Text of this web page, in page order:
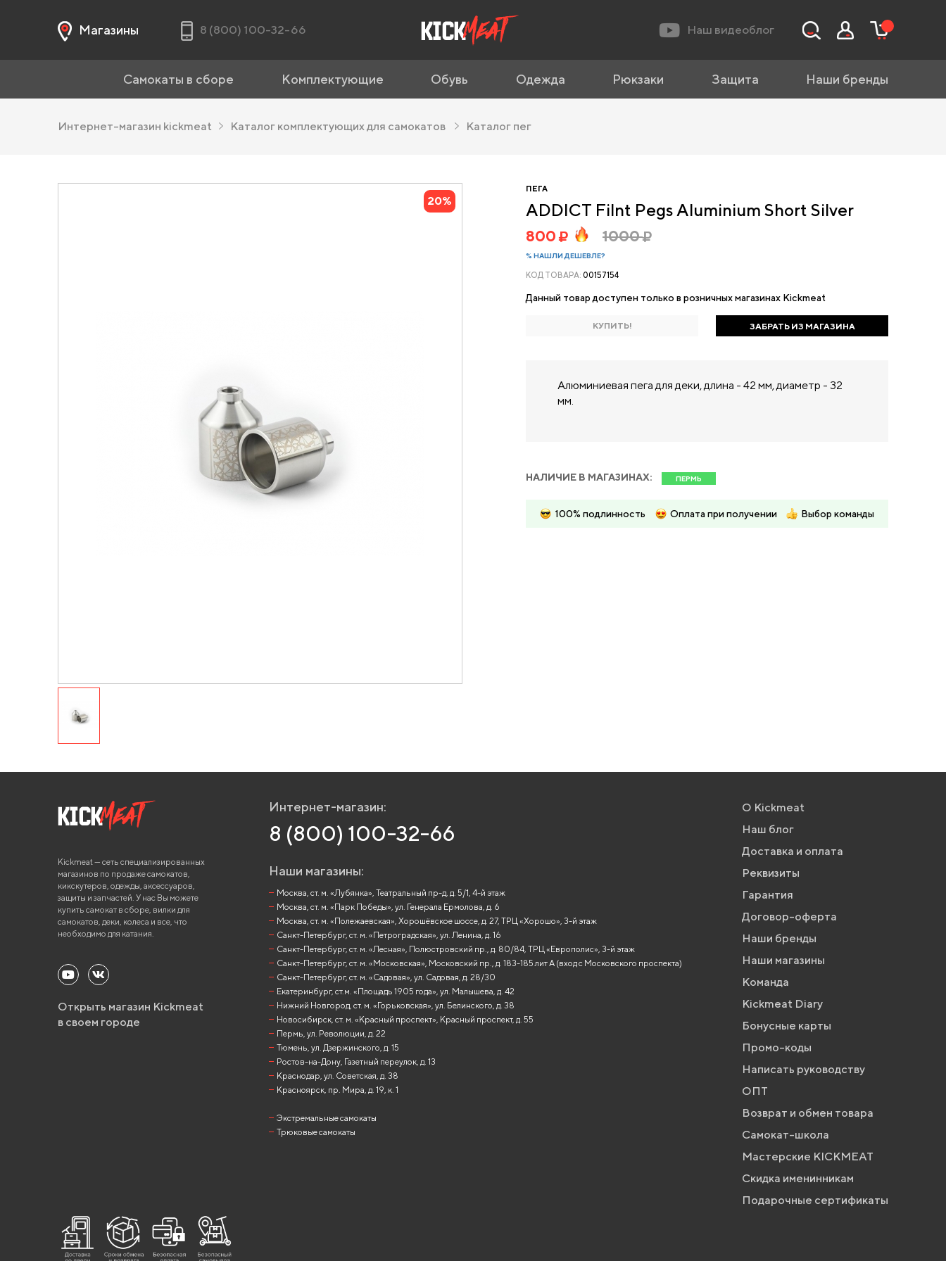
Магазины 8 (800) 100-32-66 Наш видеоблог
Самокаты в сборе Комплектующие Обувь Одежда Рюкзаки Защита Наши бренды
Интернет-магазин kickmeat Каталог комплектующих для самокатов Каталог пег
20%
ПЕГА
ADDICT Filnt Pegs Aluminium Short Silver
800 1000
% НАШЛИ ДЕШЕВЛЕ?
КОД ТОВАРА: 00157154
Данный товар доступен только в розничных магазинах Kickmeat
КУПИТЬ! ЗАБРАТЬ ИЗ МАГАЗИНА
Алюминиевая пега для деки, длина - 42 мм, диаметр - 32
мм.
НАЛИЧИЕ В МАГАЗИНАХ: ПЕРМЬ
100% подлинность Оплата при получении Выбор команды
Kickmeat — сеть специализированных
магазинов по продаже самокатов,
кикскутеров, одежды, аксессуаров,
защиты и запчастей. У нас Вы можете
купить самокат в сборе, вилки для
самокатов, деки, колеса и все, что
необходимо для катания.
Открыть магазин Kickmeat
в своем городе
Интернет-магазин:
8 (800) 100-32-66
Наши магазины:
Москва, ст. м. «Лубянка», Театральный пр-д, д. 5/1, 4-й этаж
Москва, ст. м. «Парк Победы», ул. Генерала Ермолова, д. 6
Москва, ст. м. «Полежаевская», Хорошёвское шоссе, д. 27, ТРЦ «Хорошо», 3-й этаж
Санкт-Петербург, ст. м. «Петроградская», ул. Ленина, д. 16
Санкт-Петербург, ст. м. «Лесная», Полюстровский пр., д. 80/84, ТРЦ «Европолис», 3-й этаж
Санкт-Петербург, ст. м. «Московская», Московский пр., д. 183-185 лит А (вход с Московского проспекта)
Санкт-Петербург, ст. м. «Садовая», ул. Садовая, д. 28/30
Екатеринбург, ст.м. «Площадь 1905 года», ул. Малышева, д. 42
Нижний Новгород, ст. м. «Горьковская», ул. Белинского, д. 38
Новосибирск, ст. м. «Красный проспект», Красный проспект, д. 55
Пермь, ул. Революции, д. 22
Тюмень, ул. Дзержинского, д. 15
Ростов-на-Дону, Газетный переулок, д. 13
Краснодар, ул. Советская, д. 38
Красноярск, пр. Мира, д. 19, к. 1
Экстремальные самокаты
Трюковые самокаты
О Kickmeat
Наш блог
Доставка и оплата
Реквизиты
Гарантия
Договор-оферта
Наши бренды
Наши магазины
Команда
Kickmeat Diary
Бонусные карты
Промо-коды
Написать руководству
ОПТ
Возврат и обмен товара
Самокат-школа
Мастерские KICKMEAT
Скидка именинникам
Подарочные сертификаты